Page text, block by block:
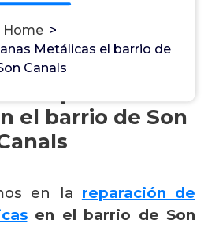
Home >
Metálicas el barrio de
Canals
el barrio de Son
en la reparación de
en el barrio de Son